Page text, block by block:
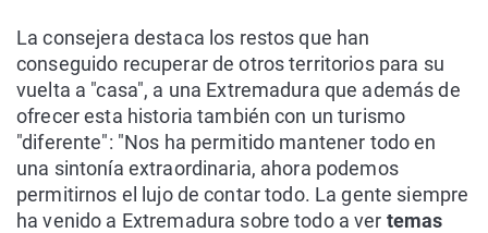
La consejera destaca los restos que han
conseguido recuperar de otros territorios para su
vuelta a "casa", a una Extremadura que además de
ofrecer esta historia también con un turismo
"diferente": "Nos ha permitido mantener todo en
una sintonía extraordinaria, ahora podemos
permitirnos el lujo de contar todo. La gente siempre
ha venido a Extremadura sobre todo a ver temas